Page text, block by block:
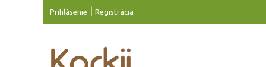
Prihlásenie Registrácia